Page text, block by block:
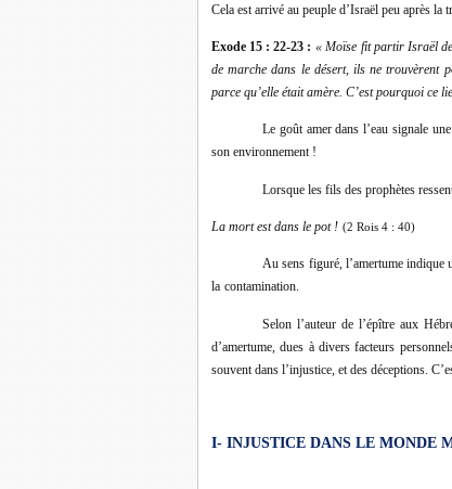
Cela est arrivé au peuple d’Israël peu après la
Exode 15 : 22-23 : « Moïse fit partir Israël
de marche dans le désert, ils ne
parce qu’elle était amère. C’est pourquoi ce
Le goût amer dans l’eau signale
son environnement !
Lorsque les fils des prophètes
La mort est dans le pot ! (2 Rois 4 : 40)
Au sens figuré, l’amertume indique
la contamination.
Selon l’auteur de l’épître aux
d’amertume, dues à divers facteurs
souvent dans l’injustice, et des déceptions.
I- INJUSTICE DANS LE MONDE